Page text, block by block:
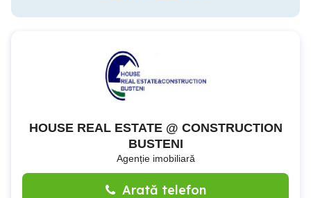
HOUSE REAL ESTATE @ CONSTRUCTION
BUSTENI
Agenție imobiliară
Arată telefon